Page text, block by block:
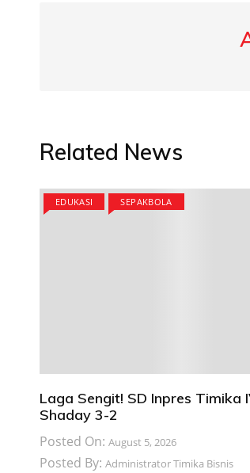
Related News
EDUKASI SEPAKBOLA
Laga Sengit! SD Inpres Timika
Shaday 3-2
Posted On: August 5, 2026
Posted By: Administrator Timika Bisnis